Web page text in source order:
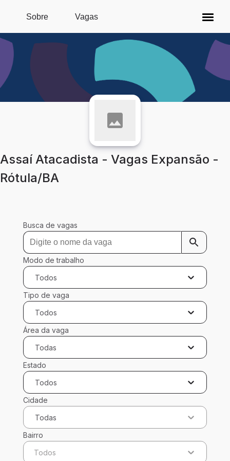
Pular para o conteúdo principal
Sobre Vagas
Assaí Atacadista - Vagas Expansão -
Rótula/BA
Busca de vagas
Modo de trabalho
Todos
Tipo de vaga
Todos
Área da vaga
Todas
Estado
Todos
Cidade
Todas
Bairro
Todos